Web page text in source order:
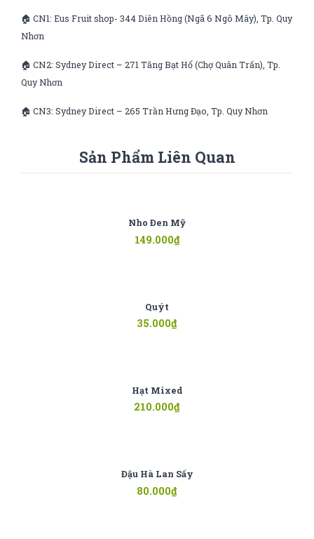
🏠 CN1: Eus Fruit shop- 344 Diên Hồng (Ngã 6 Ngô Mây), Tp. Quy
Nhơn
🏠 CN2: Sydney Direct – 271 Tăng Bạt Hổ (Chợ Quân Trấn), Tp.
Quy Nhơn
🏠 CN3: Sydney Direct – 265 Trần Hưng Đạo, Tp. Quy Nhơn
Sản Phẩm Liên Quan
Nho Đen Mỹ
149.000₫
Quýt
35.000₫
Hạt Mixed
210.000₫
Đậu Hà Lan Sấy
80.000₫